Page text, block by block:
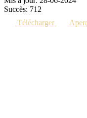
Succès: 712
Télécharger